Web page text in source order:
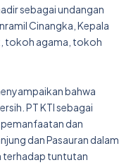
sebagai undangan
Cinangka, Kepala
tokoh agama, tokoh
bahwa
PT KTI sebagai
dan
dan Pasauran dalam
terhadap tuntutan